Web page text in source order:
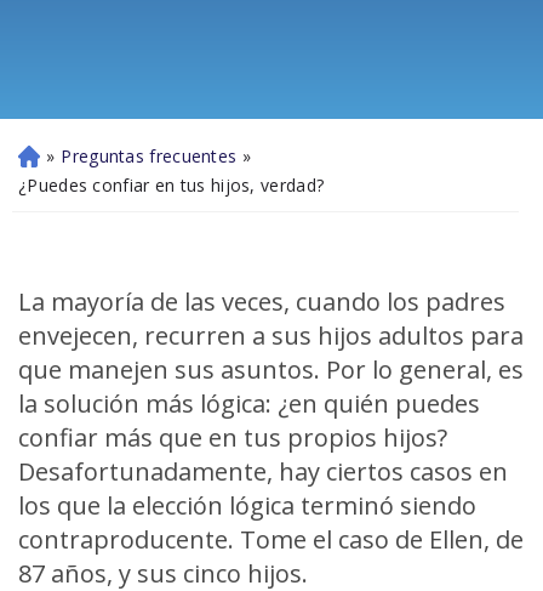
Ini
ci
» Preguntas frecuentes »
¿Puedes confiar en tus hijos, verdad?
La mayoría de las veces, cuando los padres
envejecen, recurren a sus hijos adultos para
que manejen sus asuntos. Por lo general, es
la solución más lógica: ¿en quién puedes
confiar más que en tus propios hijos?
Desafortunadamente, hay ciertos casos en
los que la elección lógica terminó siendo
contraproducente. Tome el caso de Ellen, de
87 años, y sus cinco hijos.